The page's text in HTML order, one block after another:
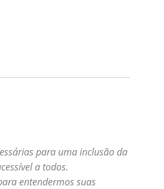
para uma inclusão da
a todos.
entendermos suas